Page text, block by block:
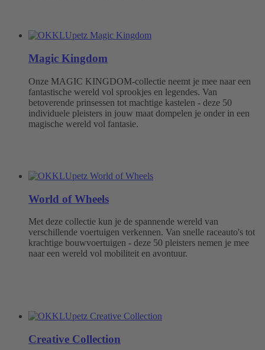
Magic Kingdom
Onze MAGIC KINGDOM-collectie neemt je mee naar een
fantastische wereld vol sprookjes en legendes. Van
betoverende prinsessen tot machtige kastelen - deze 50
individuele pleisters in jouw maat dompelen je onder in een
magische wereld vol fantasie.
World of Wheels
Met deze collectie kun je de spannende wereld van
verschillende voertuigen verkennen. Van snelle raceauto's tot
krachtige bouwvoertuigen - deze 50 pleisters nemen je mee
naar een wereld vol mobiliteit en avontuur.
Creative Collection